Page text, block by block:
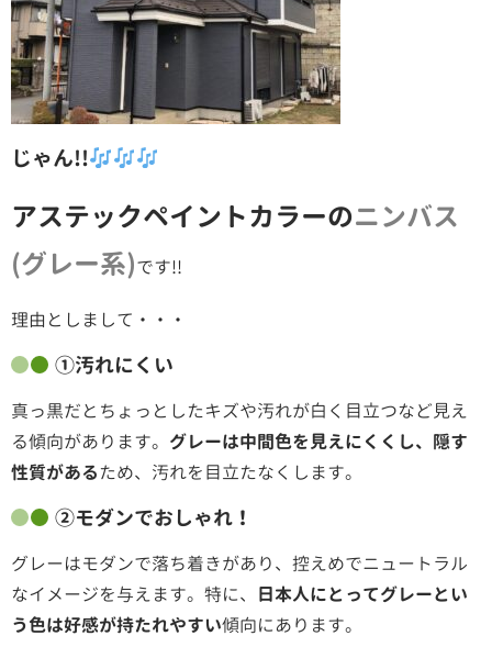
じゃん!!
アステックペイントカラーのニンバス
(グレー系)です!!
理由としまして・・・
①汚れにくい
真っ黒だとちょっとしたキズや汚れが白く目立つなど見え
る傾向があります。 グレーは中間色を見えにくくし、隠す
性質があるため、汚れを目立たなくします。
②モダンでおしゃれ！
グレーはモダンで落ち着きがあり、控えめでニュートラル
なイメージを与えます。特に、 日本人にとってグレーとい
う色は好感が持たれやすい傾向にあります。